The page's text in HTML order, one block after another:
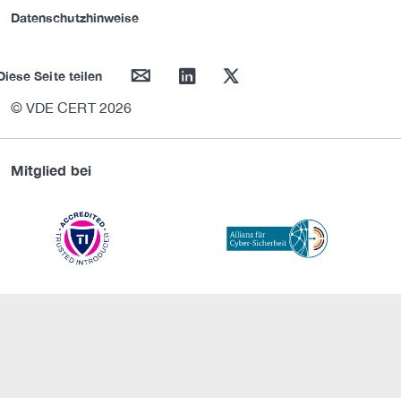
Datenschutzhinweise
Seite teilen mail linkedin twitter
© VDE CERT 2026
Mitglied bei